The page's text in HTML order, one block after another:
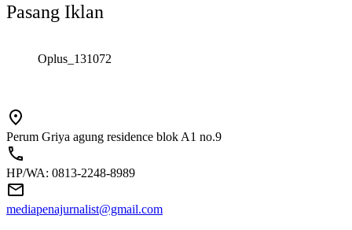
Pasang Iklan
Oplus_131072
Perum Griya agung residence blok A1 no.9
HP/WA: 0813-2248-8989
mediapenajurnalist@gmail.com